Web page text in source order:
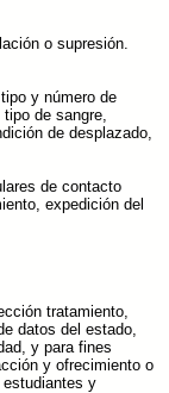
o supresión.
y número de
de sangre,
de desplazado,
de contacto
expedición del
tratamiento,
datos del estado,
y para fines
y ofrecimiento o
y